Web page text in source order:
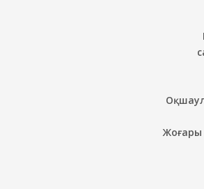
Жоғары